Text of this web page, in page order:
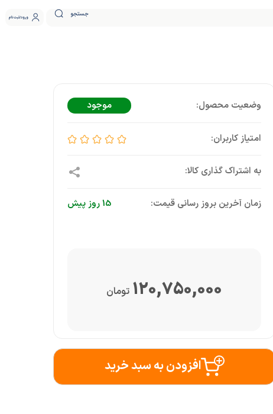
جستجو ورود ثبت نام
موجود
زمان آخرین بروز رسانی قیمت: 15 روز پیش
120,750,000 تومان
افزودن به سبد خرید